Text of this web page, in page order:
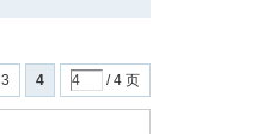
3 4 / 4 页